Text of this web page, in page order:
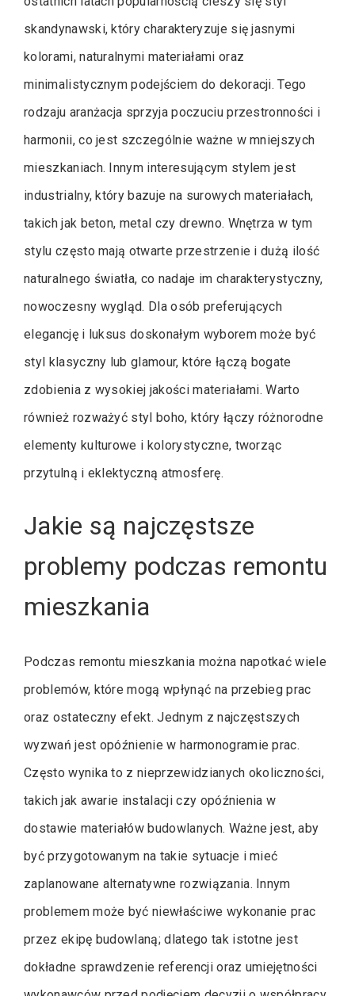
skandynawski, który charakteryzuje się jasnymi
kolorami, naturalnymi materiałami oraz
minimalistycznym podejściem do dekoracji. Tego
rodzaju aranżacja sprzyja poczuciu przestronności i
harmonii, co jest szczególnie ważne w mniejszych
mieszkaniach. Innym interesującym stylem jest
industrialny, który bazuje na surowych materiałach,
takich jak beton, metal czy drewno. Wnętrza w tym
stylu często mają otwarte przestrzenie i dużą ilość
naturalnego światła, co nadaje im charakterystyczny,
nowoczesny wygląd. Dla osób preferujących
elegancję i luksus doskonałym wyborem może być
styl klasyczny lub glamour, które łączą bogate
zdobienia z wysokiej jakości materiałami. Warto
również rozważyć styl boho, który łączy różnorodne
elementy kulturowe i kolorystyczne, tworząc
przytulną i eklektyczną atmosferę.
Jakie są najczęstsze
problemy podczas remontu
mieszkania
Podczas remontu mieszkania można napotkać wiele
problemów, które mogą wpłynąć na przebieg prac
oraz ostateczny efekt. Jednym z najczęstszych
wyzwań jest opóźnienie w harmonogramie prac.
Często wynika to z nieprzewidzianych okoliczności,
takich jak awarie instalacji czy opóźnienia w
dostawie materiałów budowlanych. Ważne jest, aby
być przygotowanym na takie sytuacje i mieć
zaplanowane alternatywne rozwiązania. Innym
problemem może być niewłaściwe wykonanie prac
przez ekipę budowlaną; dlatego tak istotne jest
dokładne sprawdzenie referencji oraz umiejętności